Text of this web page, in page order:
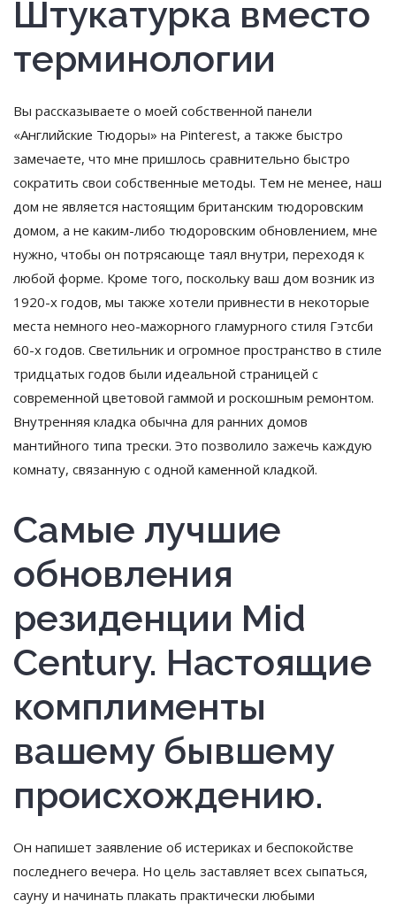
Штукатурка вместо
терминологии
Вы рассказываете о моей собственной панели
«Английские Тюдоры» на Pinterest, а также быстро
замечаете, что мне пришлось сравнительно быстро
сократить свои собственные методы. Тем не менее, наш
дом не является настоящим британским тюдоровским
домом, а не каким-либо тюдоровским обновлением, мне
нужно, чтобы он потрясающе таял внутри, переходя к
любой форме. Кроме того, поскольку ваш дом возник из
1920-х годов, мы также хотели привнести в некоторые
места немного нео-мажорного гламурного стиля Гэтсби
60-х годов. Светильник и огромное пространство в стиле
тридцатых годов были идеальной страницей с
современной цветовой гаммой и роскошным ремонтом.
Внутренняя кладка обычна для ранних домов
мантийного типа трески. Это позволило зажечь каждую
комнату, связанную с одной каменной кладкой.
Самые лучшие
обновления
резиденции Mid
Century. Настоящие
комплименты
вашему бывшему
происхождению.
Он напишет заявление об истериках и беспокойстве
последнего вечера. Но цель заставляет всех сыпаться,
сауну и начинать плакать практически любыми